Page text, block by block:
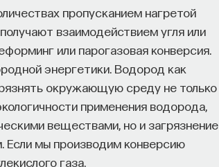
пропусканием нагретой
взаимодействием угля или
или парогазовая конверсия.
энергетики. Водород как
окружающую среду не только
применения водорода,
веществами, но и загрязнение
Если мы производим конверсию
газа.